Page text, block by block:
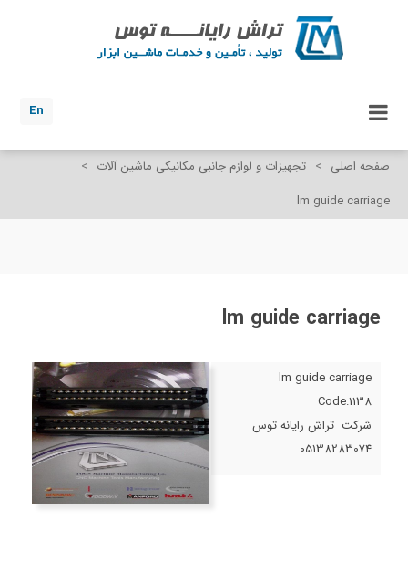
En
صفحه اصلی > تجهیزات و لوازم جانبی مکانیکی ماشین آلات >
lm guide carriage
lm guide carriage
lm guide carriage
Code:1138
شرکت تراش رایانه توس
05138283074